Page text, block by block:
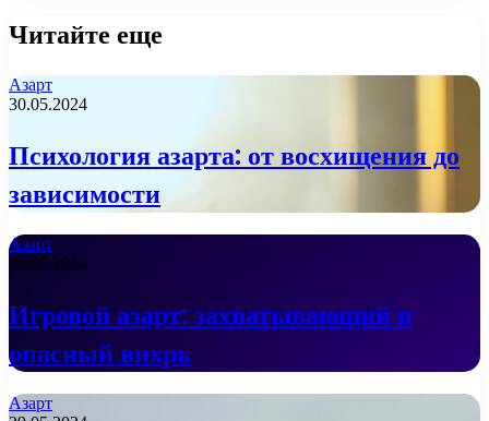
Читайте еще
Азарт
30.05.2024
Психология азарта: от восхищения до
зависимости
Азарт
29.05.2024
Игровой азарт: захватывающий и
опасный вихрь
Азарт